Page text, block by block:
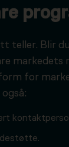
teller. Blir
markedets
for